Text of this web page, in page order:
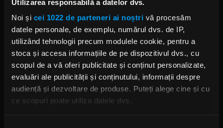
Utilizarea responsabilă a datelor dvs.
Noi și cei 1022 de parteneri ai noștri vă procesăm
datele personale, de exemplu, numărul dvs. de IP,
utilizând tehnologii precum modulele cookie, pentru a
stoca și accesa informațiile de pe dispozitivul dvs., cu
scopul de a vă oferi publicitate și conținut personalizate,
evaluări ale publicității și conținutului, informații despre
audiență și dezvoltare de produse. Puteți alege cine și cu
ce scopuri poate utiliza datele dvs.
colaborarecuNergal(Behemoth ) șiRob Halford
(Judas Priest), depre care așteptăm cu nerăbdare
să primim vești proaspete.
Foto: Facebook,Ihsahn
EMPEROR IHSAHN ROB HALFORD JUDAS PRIEST ROB HALFORD
NERGAL ADAM DARSKI